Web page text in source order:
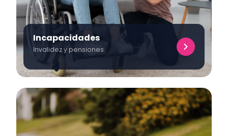
Incapacidades
Invalidez y pensiones